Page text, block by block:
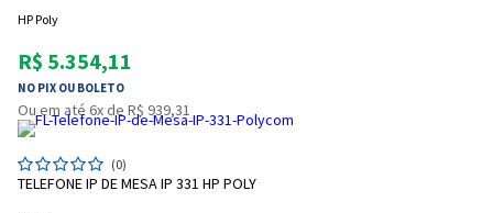
HP Poly
R$ 5.354,11
NO PIX OU BOLETO
Ou em até 6x de R$ 939,31
(0)
TELEFONE IP DE MESA IP 331 HP POLY